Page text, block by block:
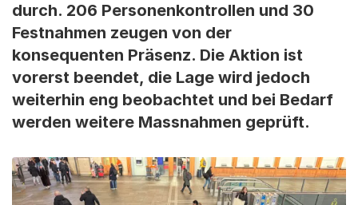
durch. 206 Personenkontrollen und 30
Festnahmen zeugen von der
konsequenten Präsenz. Die Aktion ist
vorerst beendet, die Lage wird jedoch
weiterhin eng beobachtet und bei Bedarf
werden weitere Massnahmen geprüft.